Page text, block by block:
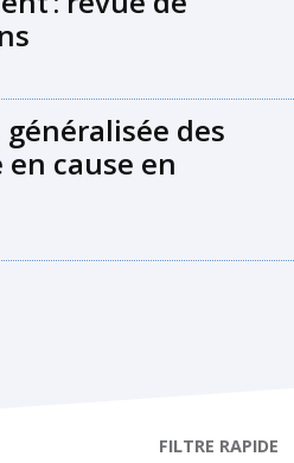
des
cause en
FILTRE RAPIDE